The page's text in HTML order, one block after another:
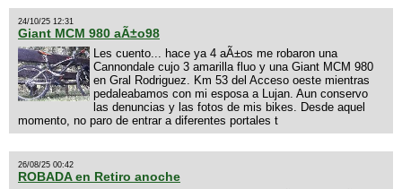
24/10/25 12:31
Giant MCM 980 aÃ±o98
Les cuento... hace ya 4 aÃ±os me robaron una
Cannondale cujo 3 amarilla fluo y una Giant MCM 980
en Gral Rodriguez. Km 53 del Acceso oeste mientras
pedaleabamos con mi esposa a Lujan. Aun conservo
las denuncias y las fotos de mis bikes. Desde aquel
momento, no paro de entrar a diferentes portales t
26/08/25 00:42
ROBADA en Retiro anoche